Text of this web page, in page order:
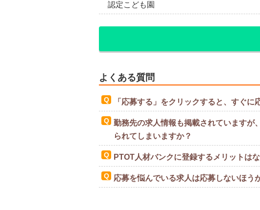
認定こども園
よくある質問
「応募する」をクリックすると、すぐ
勤務先の求人情報も掲載されていますが
られてしまいますか？
PTOT人材バンクに登録するメリットは
応募を悩んでいる求人は応募しないほう